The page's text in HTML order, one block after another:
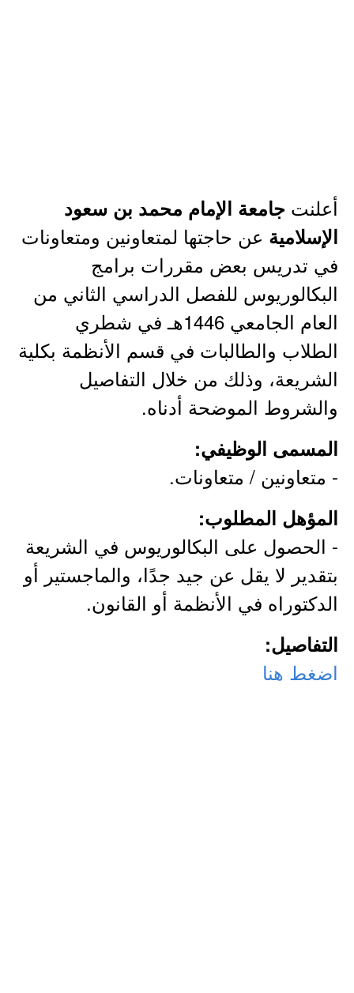
أعلنت جامعة الإمام محمد بن سعود
الإسلامية عن حاجتها لمتعاونين ومتعاونات
في تدريس بعض مقررات برامج
البكالوريوس للفصل الدراسي الثاني من
العام الجامعي 1446هـ في شطري
الطلاب والطالبات في قسم الأنظمة بكلية
الشريعة، وذلك من خلال التفاصيل
والشروط الموضحة أدناه.
المسمى الوظيفي:
- متعاونين / متعاونات.
المؤهل المطلوب:
- الحصول على البكالوريوس في الشريعة
بتقدير لا يقل عن جيد جدًا، والماجستير أو
الدكتوراه في الأنظمة أو القانون.
التفاصيل:
اضغط هنا